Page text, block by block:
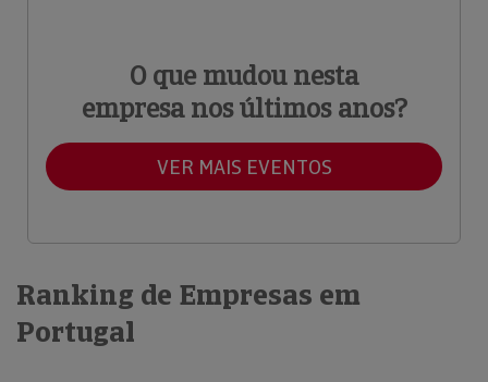
O que mudou nesta
empresa nos últimos anos?
VER MAIS EVENTOS
Ranking de Empresas em
Portugal